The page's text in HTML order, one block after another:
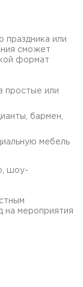
праздника или
сможет
формат
простые или
бармен,
мебель
шоу-
на мероприятия